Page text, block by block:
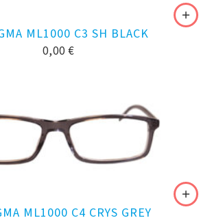
ML1000 C3 SH BLACK
0,00 €
ML1000 C4 CRYS GREY